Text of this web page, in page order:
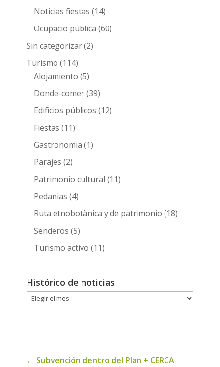
Noticias fiestas (14)
Ocupació pública (60)
Sin categorizar(2)
Turismo (114)
Alojamiento (5)
Donde-comer(39)
Edificios públicos (12)
Fiestas (11)
Gastronomia (1)
Parajes (2)
Patrimonio cultural (11)
Pedanias (4)
Ruta etnobotànica y de patrimonio (18)
Senderos (5)
Turismo activo (11)
Histórico de noticias
Histórico
← Subvención dentro del Plan + CERCA